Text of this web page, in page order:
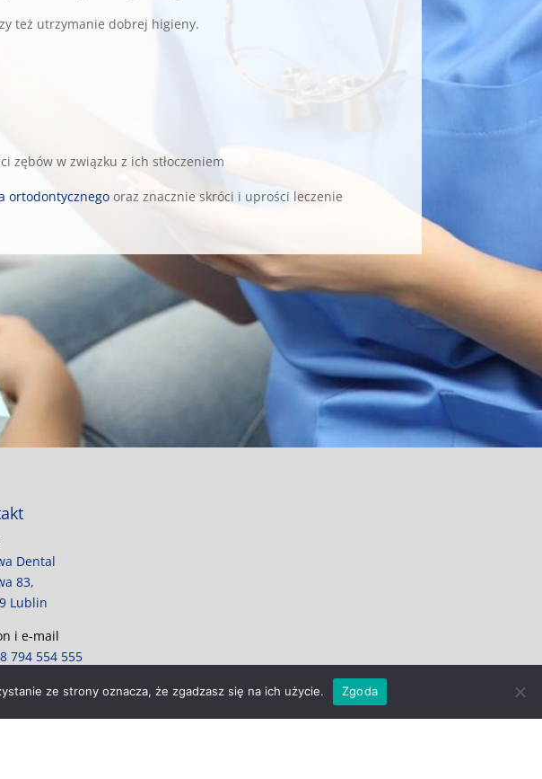
też utrzymanie dobrej higieny.
zębów w związku z ich stłoczeniem
ortodontycznego oraz znacznie skróci i uprości leczenie
Dental
83,
Lublin
i e-mail
794 554 555
ze strony oznacza, że zgadzasz się na ich użycie. Zgoda